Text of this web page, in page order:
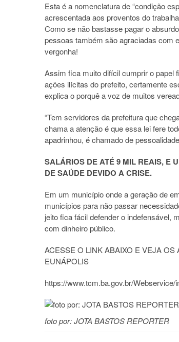
Esta é a nomenclatura de “condição
acrescentada aos proventos do
Como se não bastasse pagar o
pessoas também são agraciadas com
vergonha!
Assim fica muito difícil cumprir o papel
ações ilícitas do prefeito, certamente
explica o porquê a voz de muitos
“Tem servidores da prefeitura que
chama a atenção é que essa lei fere
apadrinhou, é chamado de
SALÁRIOS DE ATÉ 9 MIL REAIS, E
DE SAÚDE DEVIDO A CRISE.
Em um município onde a geração de
municípios para não passar
jeito fica fácil defender o indefensável,
com dinheiro público.
ACESSE O LINK ABAIXO E VEJA
EUNÁPOLIS
https://www.tcm.ba.gov.br/
foto por: JOTA BASTOS REPORTER